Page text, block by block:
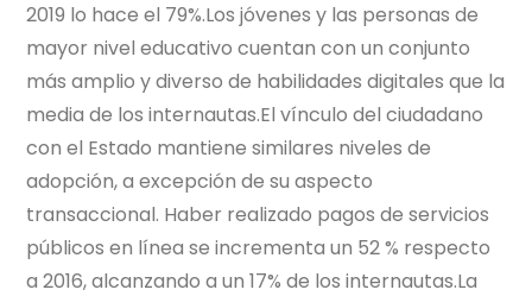
2019 lo hace el 79%.Los jóvenes y las personas de
mayor nivel educativo cuentan con un conjunto
más amplio y diverso de habilidades digitales que la
media de los internautas.El vínculo del ciudadano
con el Estado mantiene similares niveles de
adopción, a excepción de su aspecto
transaccional. Haber realizado pagos de servicios
públicos en línea se incrementa un 52 % respecto
a 2016, alcanzando a un 17% de los internautas.La